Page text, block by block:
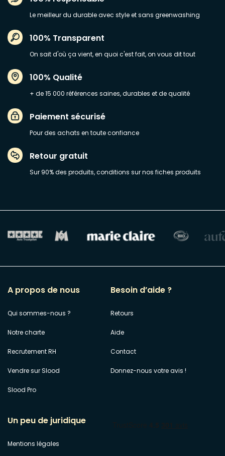
Le meilleur du durable avec style et sans greenwashing
100% Transparent
On sait d'où ça vient, en quoi c'est fait, on vous dit tout
100% Qualité
+ de 15 000 références saines, durables et de qualité
Paiement sécurisé
Pour des achats en toute confiance
Retour gratuit
Sur 90% des produits, conditions sur nos fiches produits
A propos de nous
Qui sommes-nous ?
Notre charte
Recrutement RH
Vendre sur Slood
Slood Pro
Besoin d’aide ?
Retours
Aide
Contact
Donnez-nous votre avis !
Un peu de juridique
Mentions légales